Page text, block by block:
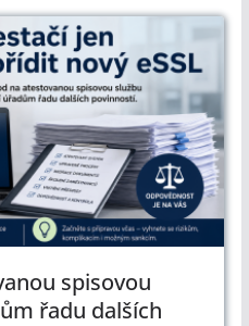
spisovou
řadu dalších